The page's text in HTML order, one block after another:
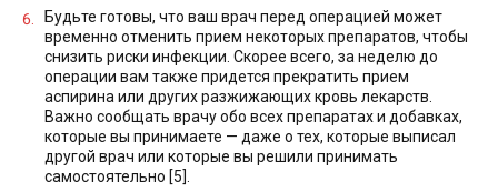
Будьте готовы, что ваш врач перед операцией может
временно отменить прием некоторых препаратов, чтобы
снизить риски инфекции. Скорее всего, за неделю до
операции вам также придется прекратить прием
аспирина или других разжижающих кровь лекарств.
Важно сообщать врачу обо всех препаратах и добавках,
которые вы принимаете — даже о тех, которые выписал
другой врач или которые вы решили принимать
самостоятельно [5].